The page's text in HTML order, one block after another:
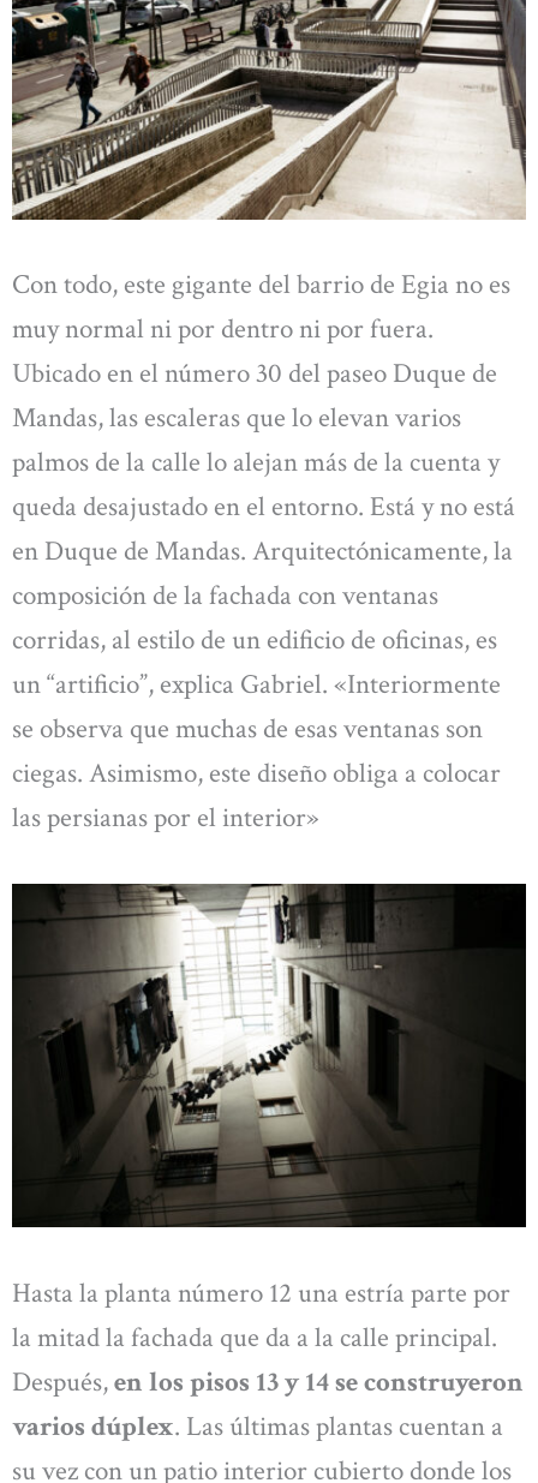
Con todo, este gigante del barrio de Egia no es
muy normal ni por dentro ni por fuera.
Ubicado en el número 30 del paseo Duque de
Mandas, las escaleras que lo elevan varios
palmos de la calle lo alejan más de la cuenta y
queda desajustado en el entorno. Está y no está
en Duque de Mandas. Arquitectónicamente, la
composición de la fachada con ventanas
corridas, al estilo de un edificio de oficinas, es
un “artificio”, explica Gabriel. «Interiormente
se observa que muchas de esas ventanas son
ciegas. Asimismo, este diseño obliga a colocar
las persianas por el interior»
Hasta la planta número 12 una estría parte por
la mitad la fachada que da a la calle principal.
Después,en los pisos 13 y 14 se construyeron
varios dúplex. Las últimas plantas cuentan a
su vez con un patio interior cubierto donde los